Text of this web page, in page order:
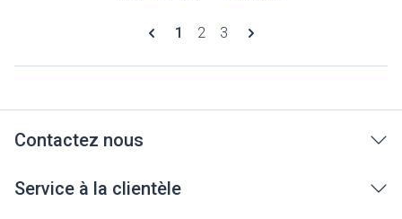
Pages
Vous lisez actuellement la page
1 Page
2 Page
3
Contactez nous
Service à la clientèle